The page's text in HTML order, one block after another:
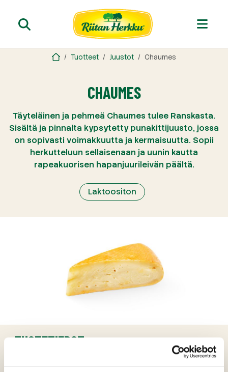
Tuotteet Juustot Chaumes
CHAUMES
Täyteläinen ja pehmeä Chaumes tulee Ranskasta.
Sisältä ja pinnalta kypsytetty punakittijuusto, jossa
on sopivasti voimakkuutta ja kermaisuutta. Sopii
herkutteluun sellaisenaan ja uunin kautta
rapeakuorisen hapanjuurileivän päältä.
Laktoositon
TUOTETIEDOT
Ainesosat